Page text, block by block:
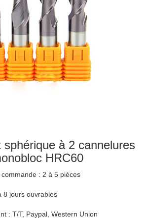
sphérique à 2 cannelures
HRC60
: 2 à 5 pièces
8 jours ouvrables
: T/T, Paypal, Western Union